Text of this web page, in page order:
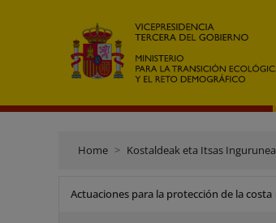
Home Kostaldeak eta Itsas Ingurunea
Actuaciones para la protección de la costa